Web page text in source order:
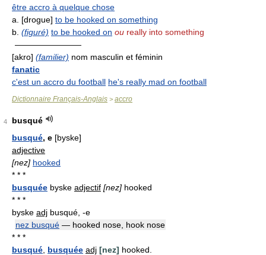
être accro à quelque chose
a. [drogue] to be hooked on something
b. (figuré) to be hooked on ou really into something
————————
[akro] (familier) nom masculin et féminin
fanatic
c'est un accro du football he's really mad on football
Dictionnaire Français-Anglais > accro
4
busqué
busqué, e [byske]
adjective
[nez] hooked
* * *
busquée byske adjectif [nez] hooked
* * *
byske adj busqué, -e
nez busqué — hooked nose, hook nose
* * *
busqué busquée adj [nez] hooked.